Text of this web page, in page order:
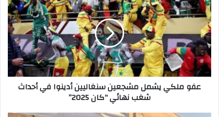
ك
ا
ل
إ
ل
ك
ت
ر
عفو ملكي يشمل مشجعين سنغاليين أدينوا في أحداث
شغب نهائي “كان 2025”